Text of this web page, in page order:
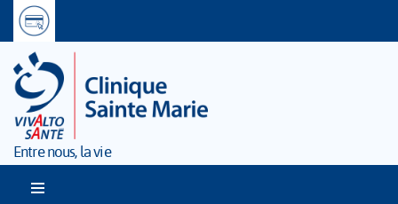
Entre nous, la vie